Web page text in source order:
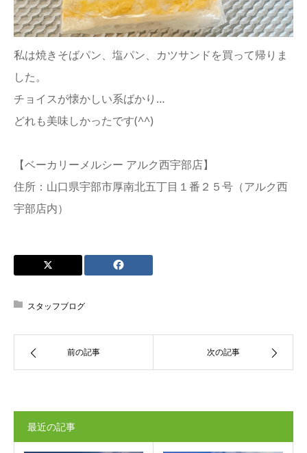
私は焼きそばパン、塩パン、カツサンドを買って帰りま
した。
チョイスが懐かしい系ばかり…
どれも美味しかったです(^^)
【ベーカリーメルシー アルク西宇部店】
住所：山口県宇部市厚南北五丁目１番２５号（アルク西
宇部店内）
スタッフブログ
前の記事 次の記事
最近の記事